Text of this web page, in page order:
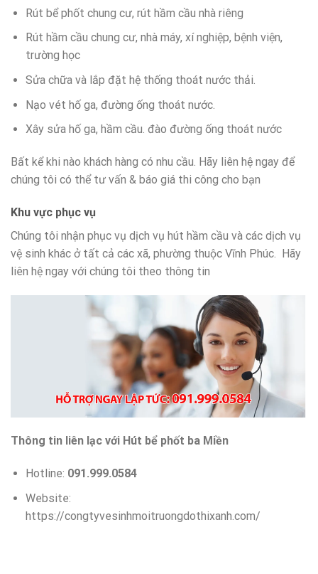
Rút bể phốt chung cư, rút hầm cầu nhà riêng
Rút hầm cầu chung cư, nhà máy, xí nghiệp, bệnh viện,
trường học
Sửa chữa và lắp đặt hệ thống thoát nước thải.
Nạo vét hố ga, đường ống thoát nước.
Xây sửa hố ga, hầm cầu. đào đường ống thoát nước
Bất kể khi nào khách hàng có nhu cầu. Hãy liên hệ ngay để
chúng tôi có thể tư vấn & báo giá thi công cho bạn
Khu vực phục vụ
Chúng tôi nhận phục vụ dịch vụ hút hầm cầu và các dịch vụ
vệ sinh khác ở tất cả các xã, phường thuộc Vĩnh Phúc. Hãy
liên hệ ngay với chúng tôi theo thông tin
Thông tin liên lạc với Hút bể phốt ba Miền
Hotline: 091.999.0584
Website:
https://congtyvesinhmoitruongdothixanh.com/